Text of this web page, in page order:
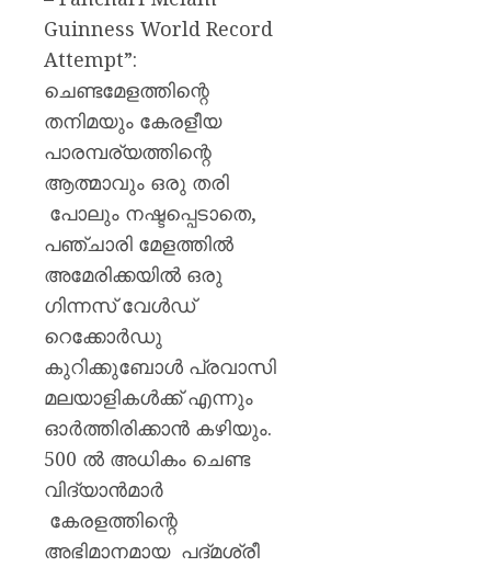
Guinness World Record
Attempt”:
ചെണ്ടമേളത്തിന്റെ
തനിമയും കേരളീയ
പാരമ്പര്യത്തിന്റെ
ആത്മാവും ഒരു തരി
പോലും നഷ്ടപ്പെടാതെ,
പഞ്ചാരി മേളത്തിൽ
അമേരിക്കയിൽ ഒരു
ഗിന്നസ് വേൾഡ്
റെക്കോർഡു
കുറിക്കുബോൾ പ്രവാസി
മലയാളികൾക്ക് എന്നും
ഓർത്തിരിക്കാൻ കഴിയും.
500 ൽ അധികം ചെണ്ട
വിദ്യാൻമാർ
കേരളത്തിന്റെ
അഭിമാനമായ പദ്മശ്രീ